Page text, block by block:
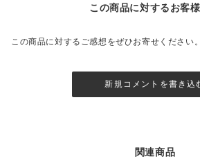
この商品に対するお客
この商品に対するご感想をぜひお寄せください。
新規コメントを書き込
関連商品